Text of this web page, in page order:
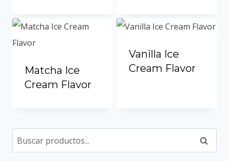
Matcha Ice
Cream Flavor
Vanilla Ice
Cream Flavor
Buscar
en
Spanish (Colombia)